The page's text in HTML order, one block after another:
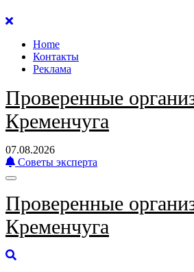
Перейти
содержанию
Home
Контакты
Реклама
Проверенные
Кременчуга
07.08.2026
Советы эксперта
Проверенные
Кременчуга